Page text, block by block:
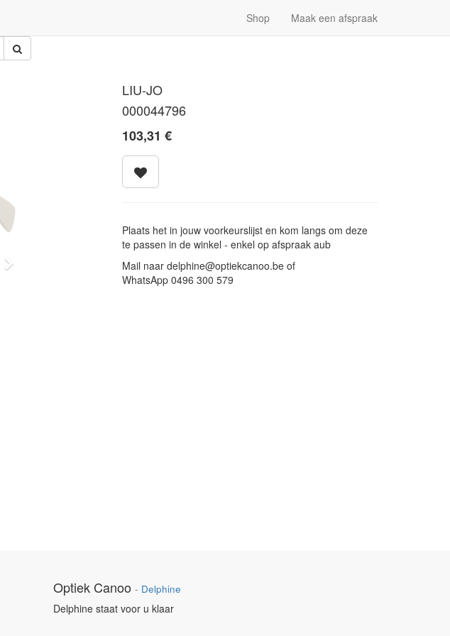
Shop Maak een afspraak
Volgende
LIU-JO
000044796
103,31 €
Plaats het in jouw voorkeurslijst en kom langs om deze
te passen in de winkel - enkel op afspraak aub
Mail naar delphine@optiekcanoo.be of
WhatsApp 0496 300 579
Optiek Canoo - Delphine
Delphine staat voor u klaar